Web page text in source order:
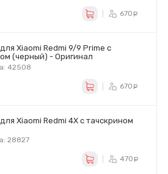
670
Xiaomi Redmi 9/9 Prime с
(черный) - Оригинал
42508
670
Xiaomi Redmi 4X с тачскрином
28827
470